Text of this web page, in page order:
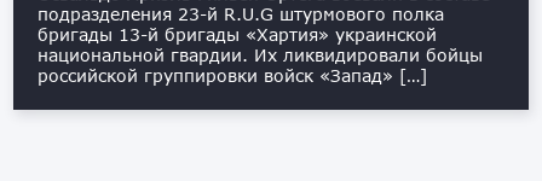
подразделения 23-й R.U.G штурмового полка
бригады 13-й бригады «Хартия» украинской
национальной гвардии. Их ликвидировали бойцы
российской группировки войск «Запад» […]